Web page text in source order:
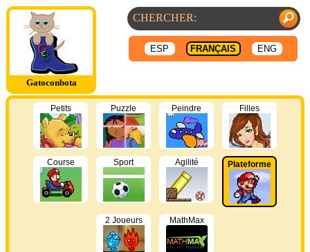
Gatoconbota
ESP FRANÇAIS ENG
Petits Puzzle Peindre Filles
Course Sport Agilité Plateforme
2 Joueurs MathMax